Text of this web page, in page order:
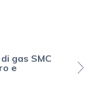
gas SMC
e